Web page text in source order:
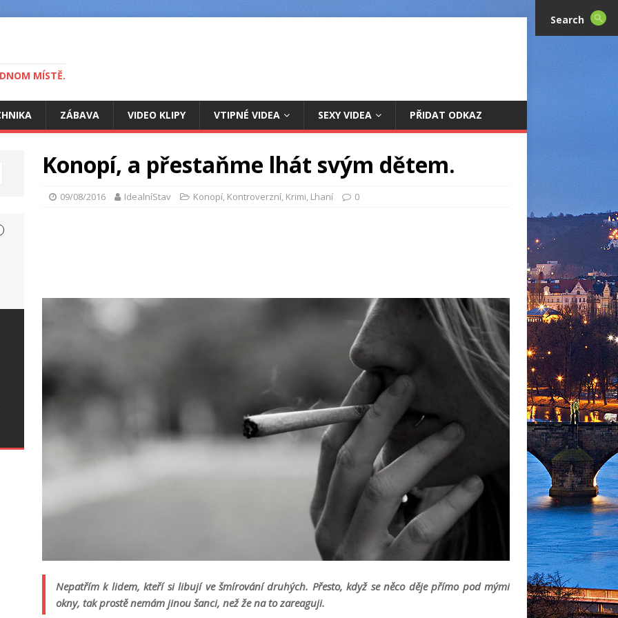
MÍSTĚ.
ZÁBAVA VIDEO KLIPY VTIPNÉ VIDEA SEXY VIDEA PŘIDAT ODKAZ
Konopí, a přestaňme lhát svým dětem.
09/08/2016 IdealníStav Konopí, Kontroverzní, Krimi, Lhaní 0
Nepatřím k lidem, kteří si libují ve šmírování druhých. Přesto, když se něco děje přímo pod mými
okny, tak prostě nemám jinou šanci, než že na to zareaguji.
Search